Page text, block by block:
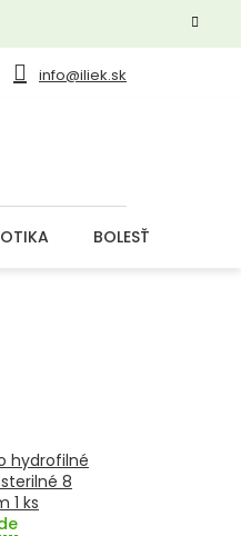
info@iliek.sk
BOLESŤ
hydrofilné
8
1 ks